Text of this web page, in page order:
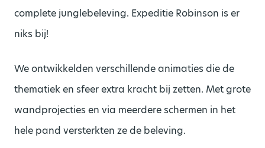
complete junglebeleving. Expeditie Robinson is er
niks bij!
We ontwikkelden verschillende animaties die de
thematiek en sfeer extra kracht bij zetten. Met grote
wandprojecties en via meerdere schermen in het
hele pand versterkten ze de beleving.